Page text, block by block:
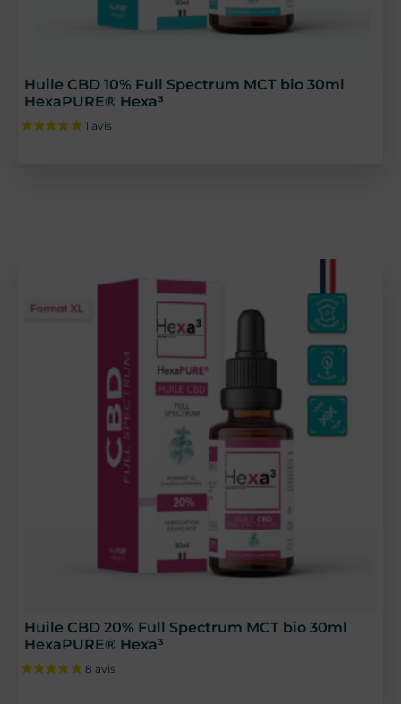
8 avis
Huile CBD 10% Full Spectrum MCT bio 30ml
HexaPURE® Hexa³
Huile CBD 20% Full Spectrum MCT bio 30ml
HexaPURE® Hexa³